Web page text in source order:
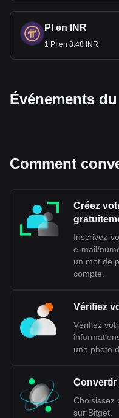
PI en INR
1 PI en 8.48 INR
Événements
Comment
Créez
Inscrivez-
e-mail/
un mot de
compte.
Vérifiez
Vérifiez
une photo
Convertir
Choisissez
sur Bitget.